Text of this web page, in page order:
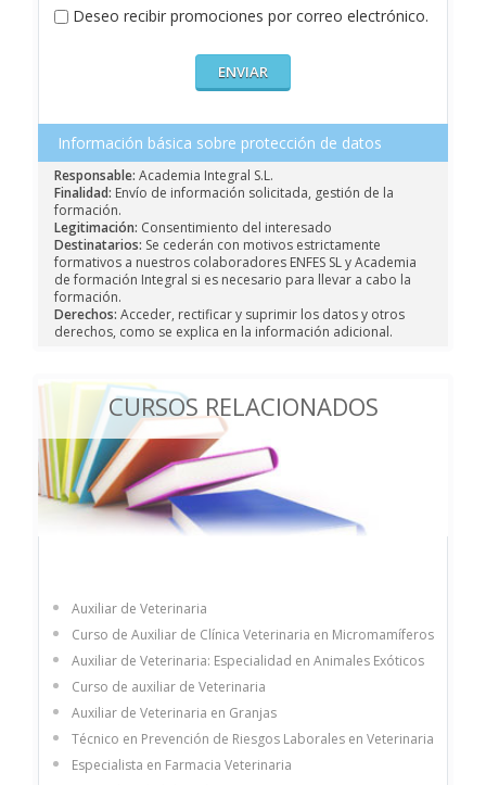
Deseo recibir promociones por correo electrónico.
Información básica sobre protección de datos
Responsable: Academia Integral S.L.
Finalidad: Envío de información solicitada, gestión de la
formación.
Legitimación: Consentimiento del interesado
Destinatarios: Se cederán con motivos estrictamente
formativos a nuestros colaboradores ENFES SL y Academia
de formación Integral si es necesario para llevar a cabo la
formación.
Derechos: Acceder, rectificar y suprimir los datos y otros
derechos, como se explica en la información adicional.
CURSOS RELACIONADOS
Auxiliar de Veterinaria
Curso de Auxiliar de Clínica Veterinaria en Micromamíferos
Auxiliar de Veterinaria: Especialidad en Animales Exóticos
Curso de auxiliar de Veterinaria
Auxiliar de Veterinaria en Granjas
Técnico en Prevención de Riesgos Laborales en Veterinaria
Especialista en Farmacia Veterinaria